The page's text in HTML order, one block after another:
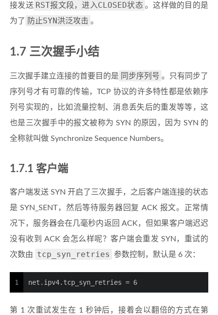
接发送 RST报文段，进入CLOSED状态 。这样做的目的是
为了 防止SYN洪泛攻击 。
1.7 三次握手小结
三次握手建立连接的首要目的是 同步序列号 。只有同步了
序列号才有可靠的传输，TCP 协议的许多特性都是依赖序
列号实现的，比如流量控制、消息丢失后的重发等等，这
也是三次握手中的报文被称为 SYN 的原因，因为 SYN 的
全称就叫做 Synchronize Sequence Numbers。
1.7.1 客户端
客户端发送 SYN 开启了三次握手，之后客户端连接的状态
是 SYN_SENT，然后等待服务器回复 ACK 报文。正常情
况下，服务器会在几毫秒内返回 ACK，但如果客户端迟迟
没有收到 ACK 会怎么样呢？客户端会重发 SYN，重试的
次数由
tcp_syn_retries 参数控制，默认是 6 次：
1 net.ipv4.tcp_syn_retries = 6
第 1 次重试发生在 1 秒钟后，接着会以翻倍的方式在第